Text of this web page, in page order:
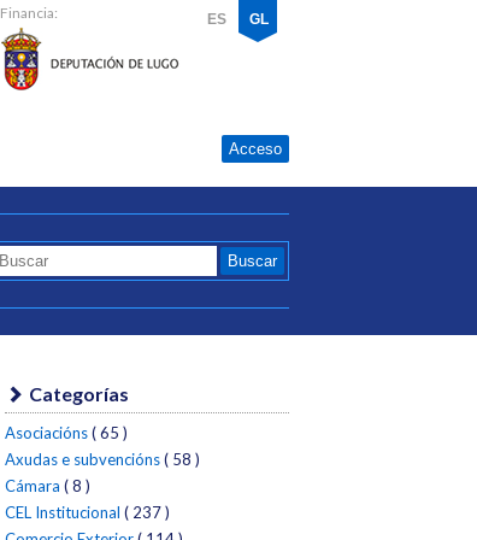
Financia: ES GL
Acceso
Categorías
Asociacións( 65 )
Axudas e subvencións( 58 )
Cámara ( 8 )
CEL Institucional ( 237 )